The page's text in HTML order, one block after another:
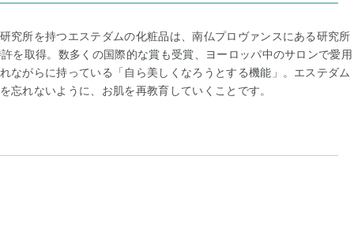
究所を持つエステダムの化粧品は、南仏プロヴァンスにある研究所
を取得。数多くの国際的な賞も受賞、ヨーロッパ中のサロンで愛用
ながらに持っている「自ら美しくなろうとする機能」。エステダム
忘れないように、お肌を再教育していくことです。